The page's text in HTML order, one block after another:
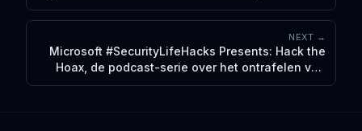
Operations Center (SOC)
NEXT →
Microsoft #SecurityLifeHacks Presents: Hack the
Hoax, de podcast-serie over het ontrafelen van
mythes in het gebied van data security. Episode 4